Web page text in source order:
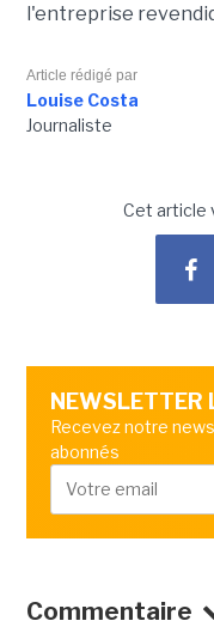
l'entreprise
Article rédigé par
Louise Costa
Journaliste
Cet article
NEWSLETTER
Recevez notre
abonnés
Commentaire